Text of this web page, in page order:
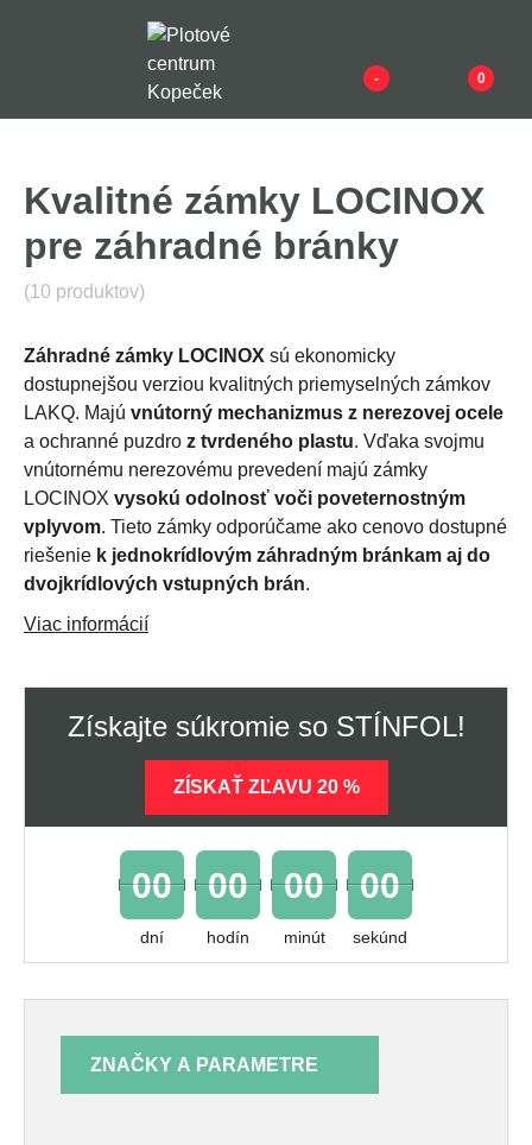
- 0
Kvalitné zámky LOCINOX
pre záhradné bránky
(10 produktov)
Záhradné zámky LOCINOX sú ekonomicky
dostupnejšou verziou kvalitných priemyselných zámkov
LAKQ. Majú vnútorný mechanizmus z nerezovej ocele
a ochranné puzdro z tvrdeného plastu. Vďaka svojmu
vnútornému nerezovému prevedení majú zámky
LOCINOX vysokú odolnosť voči poveternostným
vplyvom. Tieto zámky odporúčame ako cenovo dostupné
riešenie k jednokrídlovým záhradným bránkam aj do
dvojkrídlových vstupných brán.
Viac informácií
Získajte súkromie so STÍNFOL!
ZÍSKAŤ ZĽAVU 20 %
00
dní
00
hodín
00
minút
00
sekúnd
ZNAČKY A PARAMETRE